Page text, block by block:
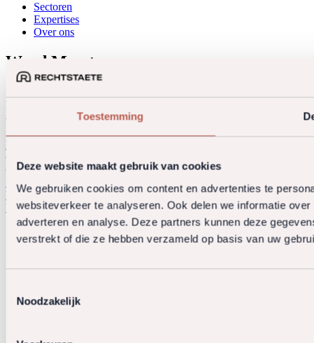
Toestemming
Deze website maakt gebruik van cookies
We gebruiken cookies om content en advertenties te
websiteverkeer te analyseren. Ook delen we informatie
adverteren en analyse. Deze partners kunnen deze
verstrekt of die ze hebben verzameld op basis van uw
Noodzakelijk
Sectoren
Expertises
Over ons
Word Meester
Kennis telt, karakter nog meer. Geen lagen om achter te
verschuilen. Alleen de inhoud.
Bekijk onze vacatures
© 2026 Rechtstaete. All rights reserved.
Privacy policy
Algemene voorwaarden
Klachtenregeling
Derdengelden
Website door OGonline.nl